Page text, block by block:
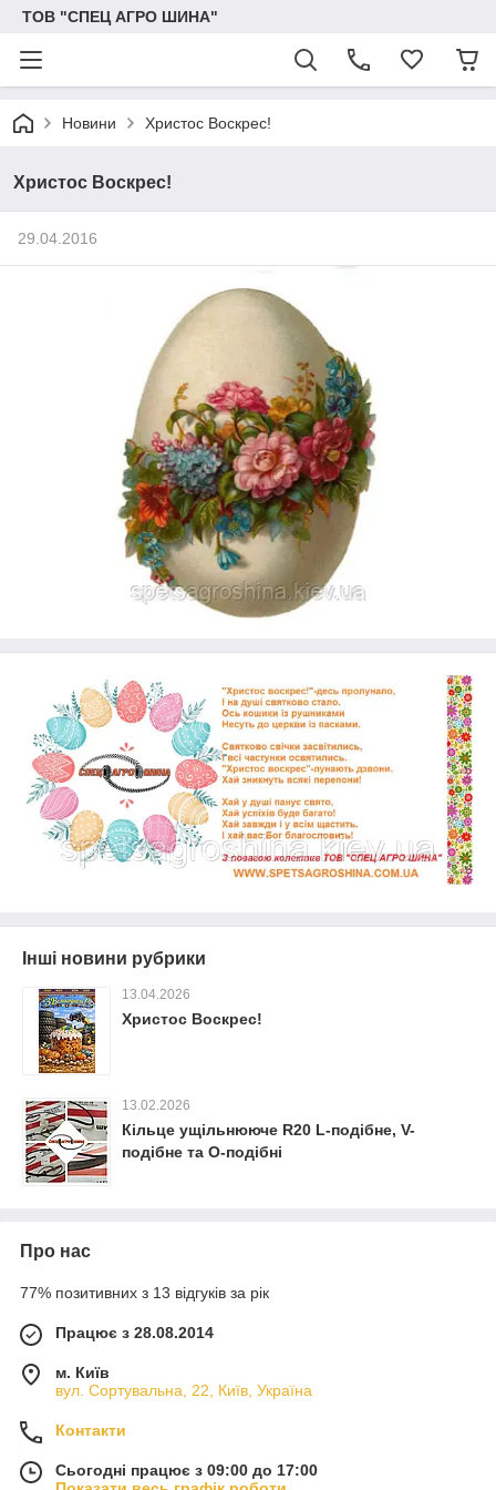
ТОВ "СПЕЦ АГРО ШИНА"
Новини Христос Воскрес!
Христос Воскрес!
29.04.2016
Інші новини рубрики
13.04.2026
Христос Воскрес!
13.02.2026
Кільце ущільнююче R20 L-подібне, V-
подібне та O-подібні
Про нас
77% позитивних з 13 відгуків за рік
Працює з 28.08.2014
м. Київ
вул. Сортувальна, 22, Київ, Україна
Контакти
Сьогодні працює з 09:00 до 17:00